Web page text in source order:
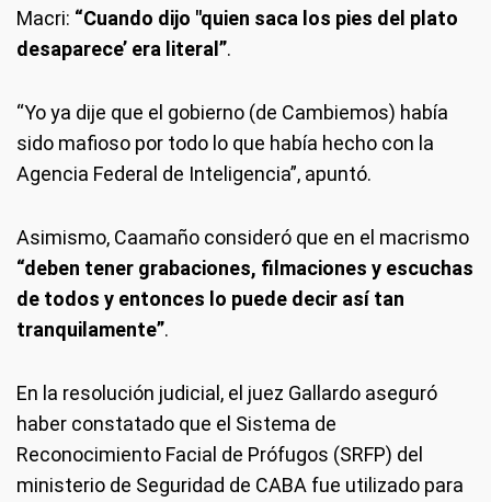
Macri: “Cuando dijo "quien saca los pies del plato
desaparece’ era literal”.
“Yo ya dije que el gobierno (de Cambiemos) había
sido mafioso por todo lo que había hecho con la
Agencia Federal de Inteligencia”, apuntó.
Asimismo, Caamaño consideró que en el macrismo
“deben tener grabaciones, filmaciones y escuchas
de todos y entonces lo puede decir así tan
tranquilamente”.
En la resolución judicial, el juez Gallardo aseguró
haber constatado que el Sistema de
Reconocimiento Facial de Prófugos (SRFP) del
ministerio de Seguridad de CABA fue utilizado para